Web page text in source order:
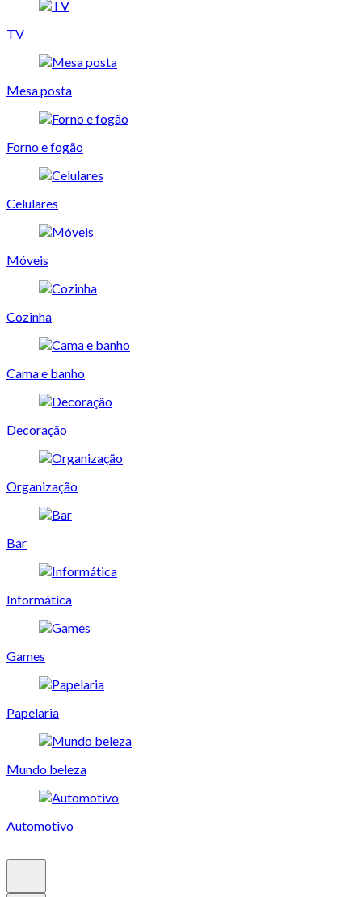
TV
Mesa posta
Forno e fogão
Celulares
Móveis
Cozinha
Cama e banho
Decoração
Organização
Bar
Informática
Games
Papelaria
Mundo beleza
Automotivo